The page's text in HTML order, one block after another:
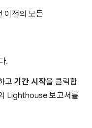
이전의 모든
.
고 기간 시작을 클릭합
Lighthouse 보고서를